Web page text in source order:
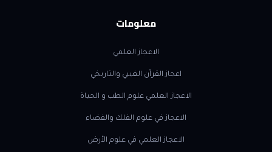
معلومات
الاعجاز العلمي
اعجاز القرآن الغيبي والتاريخي
الاعجاز العلمي علوم الطب و الحياة
الاعجاز في علوم الفلك والفضاء
الاعجاز العلمي في علوم الأرض